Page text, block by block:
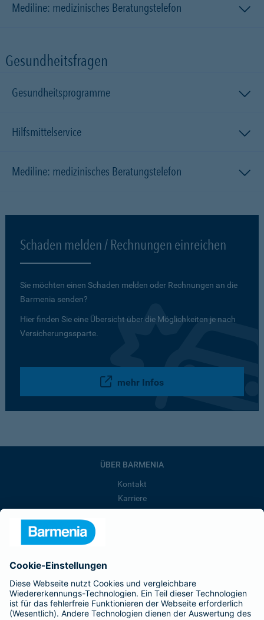
Mediline: medizinisches Beratungstelefon
Gesundheitsfragen
Gesundheitsprogramme
Hilfsmittelservice
Mediline: medizinisches Beratungstelefon
Schaden melden / Rechnungen einreichen
Sie möchten einen Schaden melden oder Rechnungen an die
Barmenia senden?
Hier finden Sie eine Übersicht über die Möglichkeiten je nach
Versicherungssparte.
mehr Infos
ÜBER BARMENIA
Kontakt
Karriere
Barmenia ist Teil der BarmeniaGothaer
BELIEBTE SEITEN
Kranken-Zusatzversicherung